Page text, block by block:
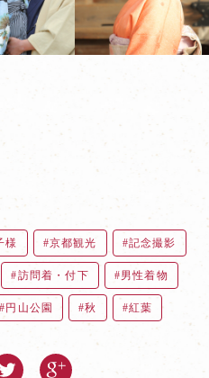
様 京都観光 記念撮影
訪問着・付下 男性着物
円山公園 秋 紅葉